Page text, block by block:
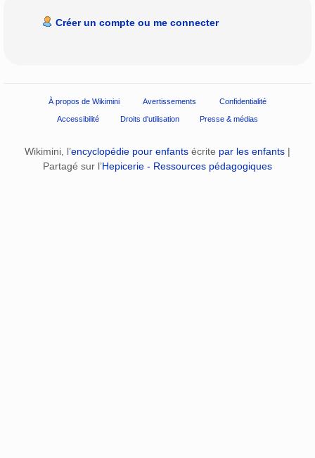
Créer un compte ou me connecter
À propos de Wikimini Avertissements Confidentialité
Accessibilité Droits d'utilisation Presse & médias
Wikimini, l’encyclopédie pour enfants écrite par les enfants |
Partagé sur l’Hepicerie - Ressources pédagogiques